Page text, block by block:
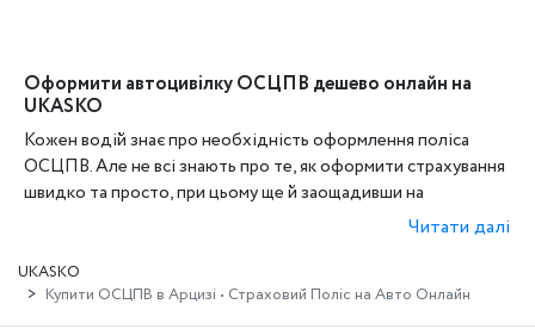
Оформити автоцивілку ОСЦПВ дешево онлайн на
UKASKO
Кожен водій знає про необхідність оформлення поліса
ОСЦПВ. Але не всі знають про те, як оформити страхування
швидко та просто, при цьому ще й заощадивши на
Страхування ОСЦПВ можна оформити як у відділенні
страхової компанії в Арцизі, так і онлайн. У оформлення
Читати далі
UKASKO
Купити ОСЦПВ в Арцизі • Страховий Поліс на Авто Онлайн